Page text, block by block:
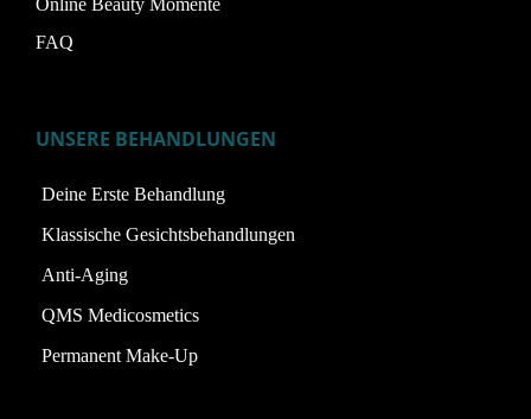
Online Beauty Momente
FAQ
UNSERE BEHANDLUNGEN
Deine Erste Behandlung
Klassische Gesichtsbehandlungen
Anti-Aging
QMS Medicosmetics
Permanent Make-Up